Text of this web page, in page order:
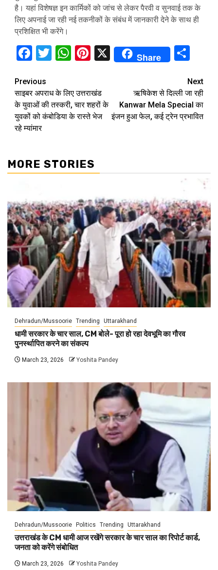
है। यहां विशेषज्ञ इन कार्मिकों को जांच से लेकर पैरवी व सुनवाई तक के
लिए अपनाई जा रही नई तकनीकों के संबंध में जानकारी देने के साथ ही
प्रशिक्षित भी करेंगे।
Facebook
Twitter
WhatsApp
Pinterest
X Share
Continue
Reading
Previous
साइबर अपराध के लिए उत्तराखंड
के युवाओं की तस्करी, चार शहरों के
युवकों को कंबोडिया के रास्ते भेज
रहे म्‍यांमार
Next
ऋषिकेश से दिल्ली जा रही
Kanwar Mela Special का
इंजन हुआ फेल, कई ट्रेन प्रभावित
MORE STORIES
Dehradun/Mussoorie Trending Uttarakhand
धामी सरकार के चार साल, CM बोले- पूरा हो रहा देवभूमि का गौरव
पुनर्स्थापित करने का संकल्प
March 23, 2026 Yoshita Pandey
Dehradun/Mussoorie Politics Trending Uttarakhand
उत्तराखंड के CM धामी आज रखेंगे सरकार के चार साल का रिपोर्ट कार्ड,
जनता को करेंगे संबोधित
March 23, 2026 Yoshita Pandey